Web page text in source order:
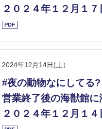
２０２４年１２月１
PDF
2024年12月14日(土）
#夜の動物なにしてる
営業終了後の海獣館
２０２４年１２月１